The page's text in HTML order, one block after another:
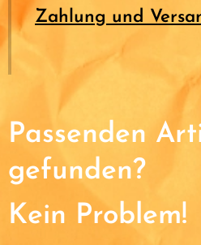
Zahlung und
Passenden
gefunden?
Kein Problem!